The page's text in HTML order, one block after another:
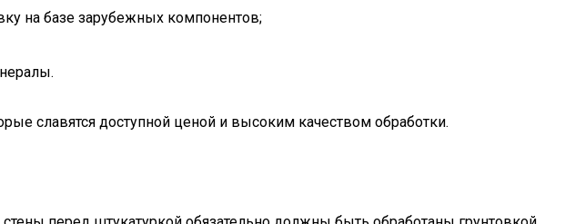
на базе зарубежных компонентов;
славятся доступной ценой и высоким качеством обработки.